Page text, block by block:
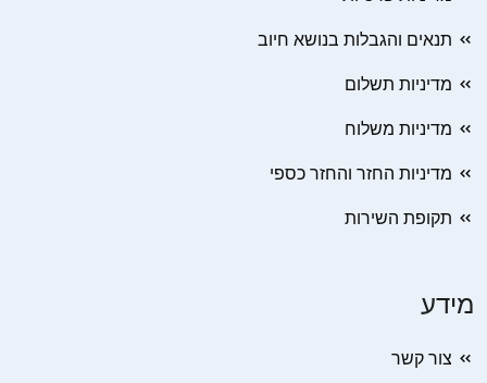
תנאים והגבלות בנושא חיוב
מדיניות תשלום
מדיניות משלוח
מדיניות החזר והחזר כספי
תקופת השירות
מידע
צור קשר